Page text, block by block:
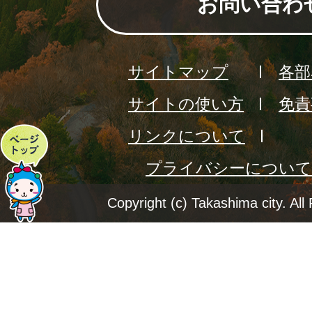
ペ
ー
ジ
サイトマップ
各
サイトの使い方
免
リンクについて
プライバシーについて
Copyright (c) Takashima city. All